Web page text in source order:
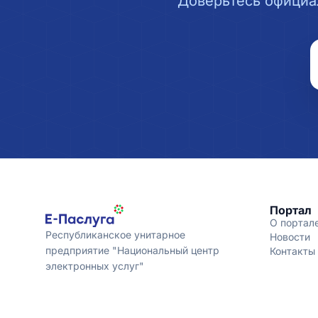
Республиканское унитарное
предприятие "Национальный центр
электронных услуг"
Портал
О
Новости
Контакты